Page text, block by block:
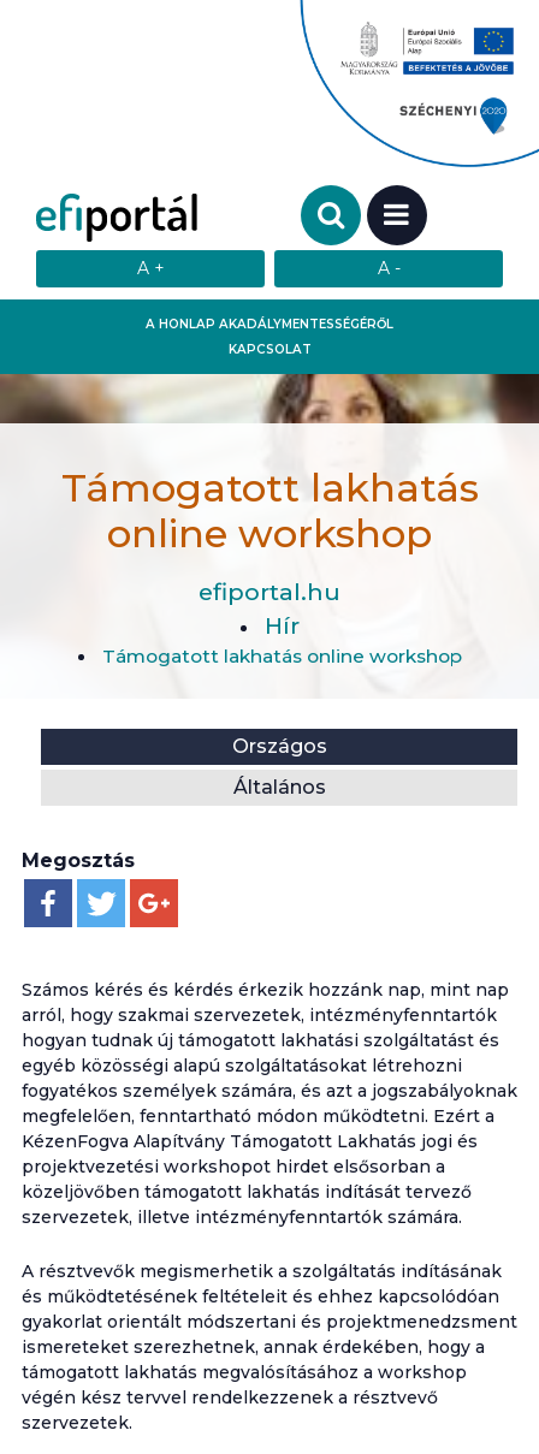
A HONLAP AKADÁLYMENTESSÉGÉRŐL
KAPCSOLAT
Keresendő szó:
MENÜ
Támogatott lakhatás
online workshop
efiportal.hu
Hír
Támogatott lakhatás online workshop
Országos
Általános
Megosztás
Számos kérés és kérdés érkezik hozzánk nap, mint nap
arról, hogy szakmai szervezetek, intézményfenntartók
hogyan tudnak új támogatott lakhatási szolgáltatást és
egyéb közösségi alapú szolgáltatásokat létrehozni
fogyatékos személyek számára, és azt a jogszabályoknak
megfelelően, fenntartható módon működtetni. Ezért a
KézenFogva Alapítvány Támogatott Lakhatás jogi és
projektvezetési workshopot hirdet elsősorban a
közeljövőben támogatott lakhatás indítását tervező
szervezetek, illetve intézményfenntartók számára.
A résztvevők megismerhetik a szolgáltatás indításának
és működtetésének feltételeit és ehhez kapcsolódóan
gyakorlat orientált módszertani és projektmenedzsment
ismereteket szerezhetnek, annak érdekében, hogy a
támogatott lakhatás megvalósításához a workshop
végén kész tervvel rendelkezzenek a résztvevő
szervezetek.